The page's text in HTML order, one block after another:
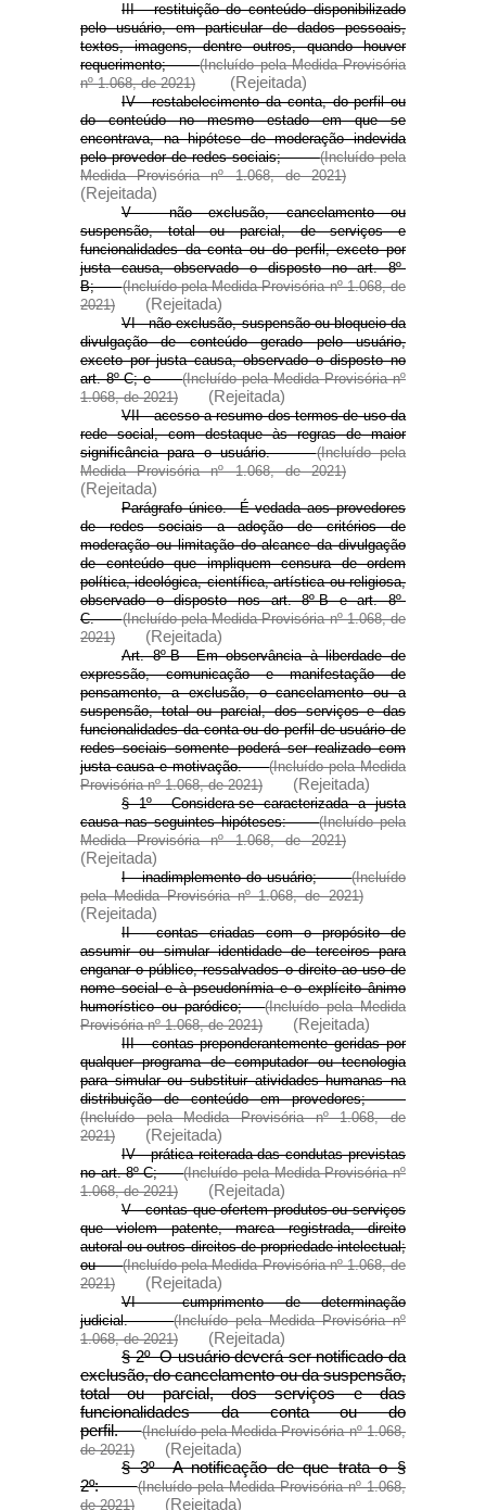
III - restituição do conteúdo disponibilizado
pelo usuário, em particular de dados pessoais,
textos, imagens, dentre outros, quando houver
requerimento;(Incluído pela Medida Provisória
nº 1.068,de 2021) (Rejeitada)
IV - restabelecimento da conta, do perfil ou
do conteúdo no mesmo estado em que se
encontrava, na hipótese de moderação indevida
pelo provedor de redes sociais;(Incluído pela
Medida Provisória nº 1.068, de 2021)
(Rejeitada)
V - não exclusão, cancelamento ou
suspensão, total ou parcial, de serviços e
funcionalidades da conta ou do perfil, exceto por
justa causa, observado o disposto no art. 8º-
B;(Incluído pela Medida Provisória nº 1.068, de
2021)
(Rejeitada)
VI - não exclusão, suspensão ou bloqueio da
divulgação de conteúdo gerado pelo usuário,
exceto por justa causa, observado o disposto no
art. 8º-C; e(Incluído pela Medida Provisória nº
1.068, de 2021)
(Rejeitada)
VII - acesso a resumo dos termos de uso da
rede social, com destaque às regras de maior
significância para o usuário.(Incluído pela
Medida Provisória nº 1.068, de 2021)
(Rejeitada)
Parágrafo único. É vedada aos provedores
de redes sociais a adoção de critérios de
moderação ou limitação do alcance da divulgação
de conteúdo que impliquem censura de ordem
política, ideológica, científica, artística ou religiosa,
observado o disposto nos art. 8º-B e art. 8º-
C.(Incluído pela Medida Provisória nº 1.068, de
2021)
(Rejeitada)
Art. 8º-B Em observância à liberdade de
expressão, comunicação e manifestação de
pensamento, a exclusão, o cancelamento ou a
suspensão, total ou parcial, dos serviços e das
funcionalidades da conta ou do perfil de usuário de
redes sociais somente poderá ser realizado com
justa causa e motivação.(Incluído pela Medida
Provisória nº 1.068, de 2021)
(Rejeitada)
§ 1º Considera-se caracterizada a justa
causa nas seguintes hipóteses:(Incluído pela
Medida Provisória nº 1.068, de 2021)
(Rejeitada)
I - inadimplemento do usuário;(Incluído
pela Medida Provisória nº 1.068, de 2021)
(Rejeitada)
II - contas criadas com o propósito de
assumir ou simular identidade de terceiros para
enganar o público, ressalvados o direito ao uso de
nome social e à pseudonímia e o explícito ânimo
humorístico ou paródico;(Incluído pela Medida
Provisória nº 1.068, de 2021)
(Rejeitada)
III - contas preponderantemente geridas por
qualquer programa de computador ou tecnologia
para simular ou substituir atividades humanas na
distribuição de conteúdo em provedores;
(Incluído pela Medida Provisória nº 1.068, de
2021)
(Rejeitada)
IV - prática reiterada das condutas previstas
no art. 8º-C;(Incluído pela Medida Provisória nº
1.068, de 2021)
(Rejeitada)
V - contas que ofertem produtos ou serviços
que violem patente, marca registrada, direito
autoral ou outros direitos de propriedade intelectual;
ou(Incluído pela Medida Provisória nº 1.068, de
2021)
(Rejeitada)
VI - cumprimento de determinação
judicial.(Incluído pela Medida Provisória nº
1.068, de 2021)
(Rejeitada)
§ 2º O usuário deverá ser notificado da
exclusão, do cancelamento ou da suspensão,
total ou parcial, dos serviços e das
funcionalidades da conta ou do
perfil.(Incluído pela Medida Provisória nº 1.068,
de 2021)
(Rejeitada)
§ 3º A notificação de que trata o §
2º:(Incluído pela Medida Provisória nº 1.068,
de 2021)
(Rejeitada)